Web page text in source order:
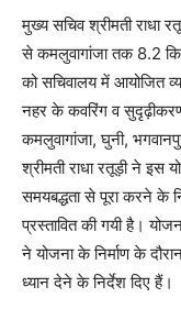
मुख्य सचिव श्रीमती राधा
से कमलुवागांजा तक 8.2
को सचिवालय में आयोजित
नहर के कवरिंग व
कमलुवागांजा, घुनी,
श्रीमती राधा रतूड़ी ने इस
समयबद्धता से पूरा करने के
प्रस्तावित की गयी है।
ने योजना के निर्माण के
ध्यान देने के निर्देश दिए हैं।